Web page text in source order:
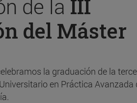
de la III
del Máster
la graduación de la
en Práctica Avanzada